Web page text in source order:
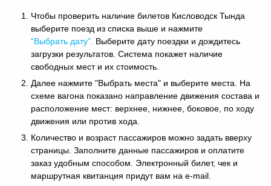
Чтобы проверить наличие билетов Кисловодск Тында
выберите поезд из списка выше и нажмите
“Выбрать дату”. Выберите дату поездки и дождитесь
загрузки результатов. Система покажет наличие
свободных мест и их стоимость.
Далее нажмите "Выбрать места" и выберите места. На
схеме вагона показано направление движения состава и
расположение мест: верхнее, нижнее, боковое, по ходу
движения или против хода.
Количество и возраст пассажиров можно задать вверху
страницы. Заполните данные пассажиров и оплатите
заказ удобным способом. Электронный билет, чек и
маршрутная квитанция придут вам на e-mail.